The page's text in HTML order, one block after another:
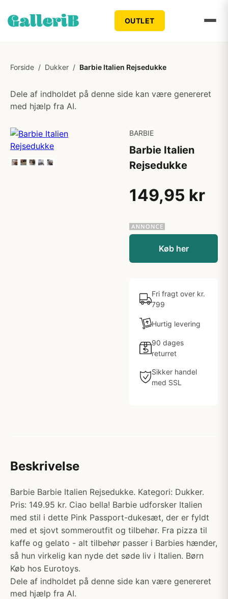
OUTLET
Forside / Dukker / Barbie Italien Rejsedukke
Dele af indholdet på denne side kan være genereret
med hjælp fra AI.
BARBIE
Barbie Italien
Rejsedukke
149,95 kr
Køb her
Fri fragt over kr.
799
Hurtig levering
90 dages
returret
Sikker handel
med SSL
Beskrivelse
Barbie Barbie Italien Rejsedukke. Kategori: Dukker.
Pris: 149.95 kr. Ciao bella! Barbie udforsker Italien
med stil i dette Pink Passport-dukesæt, der er fyldt
med et sjovt sommeroutfit og tilbehør. Fra pizza til
kaffe og gelato - alt tilbehør passer i Barbies hænder,
så hun virkelig kan nyde det søde liv i Italien. Børn
Køb hos Eurotoys.
Dele af indholdet på denne side kan være genereret
med hjælp fra AI.